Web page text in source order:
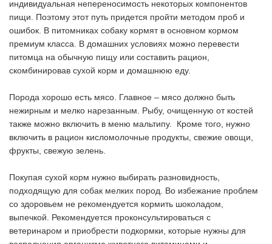
индивидуальная непереносимость некоторых компонентов
пищи. Поэтому этот путь придется пройти методом проб и
ошибок. В питомниках собаку кормят в основном кормом
премиум класса. В домашних условиях можно перевести
питомца на обычную пищу или составить рацион,
скомбинировав сухой корм и домашнюю еду.
Порода хорошо есть мясо. Главное – мясо должно быть
нежирным и мелко нарезанным. Рыбу, очищенную от костей
также можно включить в меню мальтипу. Кроме того, нужно
включить в рацион кисломолочные продукты, свежие овощи,
фрукты, свежую зелень.
Покупая сухой корм нужно выбирать разновидность,
подходящую для собак мелких пород. Во избежание проблем
со здоровьем не рекомендуется кормить шоколадом,
выпечкой. Рекомендуется проконсультироваться с
ветеринаром и приобрести подкормки, которые нужны для